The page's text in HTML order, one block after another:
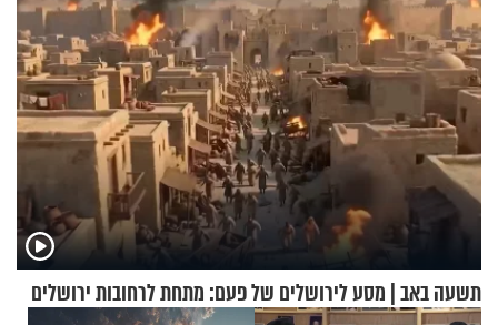
תשעה באב | מסע לירושלים של פעם: מתחת לרחובות ירושלים